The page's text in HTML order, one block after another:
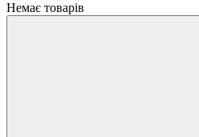
Немає товарів